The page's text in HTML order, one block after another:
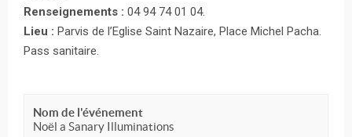
Renseignements : 04 94 74 01 04.
Lieu : Parvis de l’Eglise Saint Nazaire, Place Michel Pacha.
Pass sanitaire.
Nom de l'événement
Noël a Sanary Illuminations